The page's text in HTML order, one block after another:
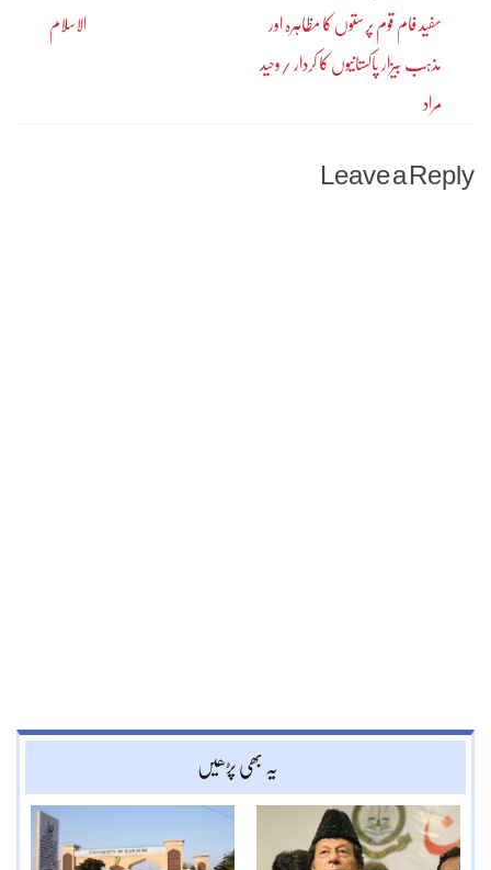
navigation
سفید فام قوم پرستوں کا مظاہرہ اور
مذہب بیزار پاکستانیوں کا کردار /وحید
مراد
الاسلام
Leave a Reply
یہ بھی پڑھیں